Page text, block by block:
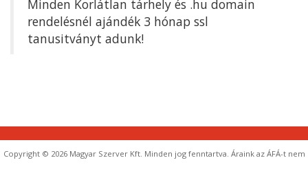
Minden Korlátlan tárhely és .hu domain
rendelésnél ajándék 3 hónap ssl
tanusitványt adunk!
Copyright © 2026 Magyar Szerver Kft. Minden jog fenntartva. Áraink az ÁFÁ-t nem